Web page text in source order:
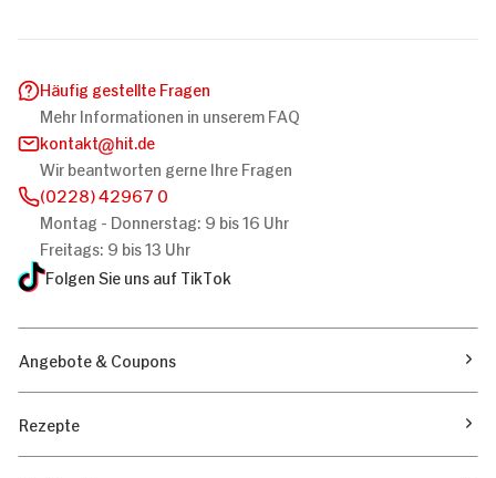
Häufig gestellte Fragen
Mehr Informationen in unserem FAQ
kontakt
hit.de
Wir beantworten gerne Ihre Fragen
(0228) 42967 0
Montag - Donnerstag: 9 bis 16 Uhr
Freitags: 9 bis 13 Uhr
Folgen Sie uns auf TikTok
Angebote & Coupons
Rezepte